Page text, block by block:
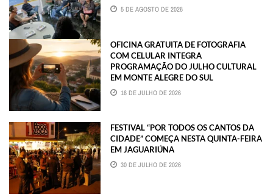
5 DE AGOSTO DE 2026
OFICINA GRATUITA DE FOTOGRAFIA
COM CELULAR INTEGRA
PROGRAMAÇÃO DO JULHO CULTURAL
EM MONTE ALEGRE DO SUL
16 DE JULHO DE 2026
FESTIVAL “POR TODOS OS CANTOS DA
CIDADE” COMEÇA NESTA QUINTA-FEIRA
EM JAGUARIÚNA
30 DE JULHO DE 2026